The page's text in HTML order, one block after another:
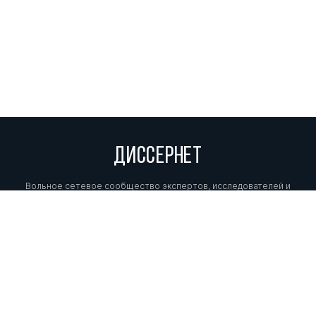
ДИССЕРНЕТ
Вольное сетевое сообщество экспертов, исследователей и